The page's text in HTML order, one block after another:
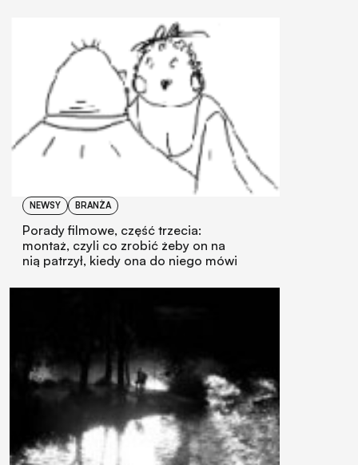
NEWSY BRANŻA
Porady filmowe, część trzecia:
montaż, czyli co zrobić żeby on na
nią patrzył, kiedy ona do niego mówi